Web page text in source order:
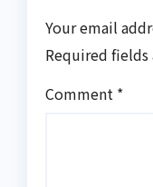
Your email
Required fields
Comment *